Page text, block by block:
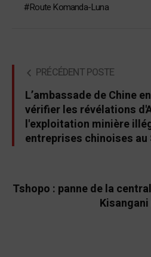
Route Komanda-Luna
PRÉCÉDENT POSTE
L’ambassade de Chine
vérifier les révélations
l'exploitation minière
entreprises chinoises au
Tshopo : panne de la